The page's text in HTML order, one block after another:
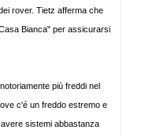
rover. Tietz afferma che
Bianca" per assicurarsi
più freddi nel
c'é un freddo estremo e
sistemi abbastanza